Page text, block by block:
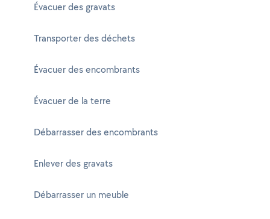
Évacuer des gravats
Transporter des déchets
Évacuer des encombrants
Évacuer de la terre
Débarrasser des encombrants
Enlever des gravats
Débarrasser un meuble